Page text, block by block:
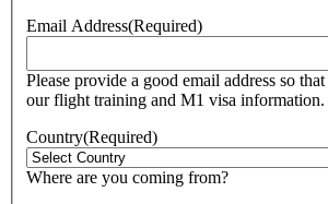
Email Address(Required)
Please provide a good email address so
our flight training and M1 visa information.
Country(Required)
Where are you coming from?